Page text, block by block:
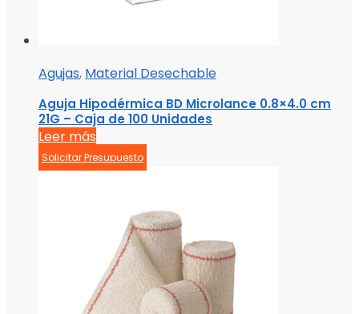
Agujas, Material Desechable
Aguja Hipodérmica BD Microlance 0.8×4.0 cm
21G – Caja de 100 Unidades
Leer más
Solicitar Presupuesto